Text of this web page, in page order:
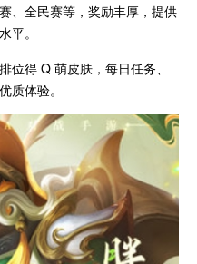
、全民赛等，奖励丰厚，提供
平。
位得 Q 萌皮肤，每日任务、
质体验。